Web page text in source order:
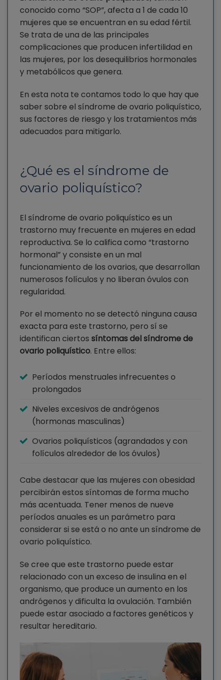
conocido como “SOP”, afecta a 1 de cada 10
mujeres que se encuentran en su edad fértil.
Se trata de una de las principales
complicaciones que producen infertilidad en
las mujeres, por los desequilibrios hormonales
y metabólicos que genera.
En esta nota te contamos todo lo que hay que
saber sobre el síndrome de ovario poliquístico,
sus factores de riesgo y los tratamientos más
adecuados para mitigarlo.
¿Qué es el síndrome de
ovario poliquístico?
El síndrome de ovario poliquístico es un
trastorno muy frecuente en mujeres en edad
reproductiva. Se lo califica como “trastorno
hormonal” y consiste en un mal
funcionamiento de los ovarios, que desarrollan
numerosos folículos y no liberan óvulos con
regularidad.
Por el momento no se detectó ninguna causa
exacta para este trastorno, pero sí se
identifican ciertos síntomas del síndrome de
ovario poliquístico. Entre ellos:
Períodos menstruales infrecuentes o
prolongados
Niveles excesivos de andrógenos
(hormonas masculinas)
Ovarios poliquísticos (agrandados y con
folículos alrededor de los óvulos)
Cabe destacar que las mujeres con obesidad
percibirán estos síntomas de forma mucho
más acentuada. Tener menos de nueve
períodos anuales es un parámetro para
considerar si se está o no ante un síndrome de
ovario poliquístico.
Se cree que este trastorno puede estar
relacionado con un exceso de insulina en el
organismo, que produce un aumento en los
andrógenos y dificulta la ovulación. También
puede estar asociado a factores genéticos y
resultar hereditario.